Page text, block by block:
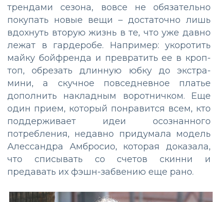
трендами сезона, вовсе не обязательно
покупать новые вещи – достаточно лишь
вдохнуть вторую жизнь в те, что уже давно
лежат в гардеробе. Например: укоротить
майку бойфренда и превратить ее в кроп-
топ, обрезать длинную юбку до экстра-
мини, а скучное повседневное платье
дополнить накладным воротничком. Еще
один прием, который понравится всем, кто
поддерживает идеи осознанного
потребления, недавно придумала модель
Алессандра Амбросио, которая доказала,
что списывать со счетов скинни и
предавать их фэшн-забвению еще рано.